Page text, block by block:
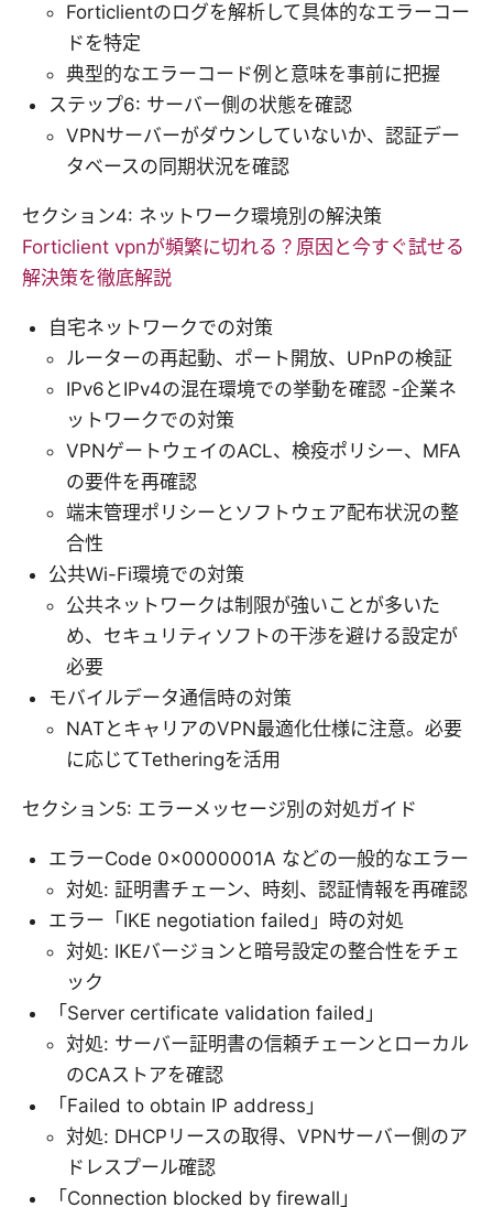
Forticlientのログを解析して具体的なエラーコー
ドを特定
典型的なエラーコード例と意味を事前に把握
ステップ6: サーバー側の状態を確認
VPNサーバーがダウンしていないか、認証デー
タベースの同期状況を確認
セクション4: ネットワーク環境別の解決策
Forticlient vpnが頻繁に切れる？原因と今すぐ試せる
解決策を徹底解説
自宅ネットワークでの対策
ルーターの再起動、ポート開放、UPnPの検証
IPv6とIPv4の混在環境での挙動を確認 -企業ネ
ットワークでの対策
VPNゲートウェイのACL、検疫ポリシー、MFA
の要件を再確認
端末管理ポリシーとソフトウェア配布状況の整
合性
公共Wi-Fi環境での対策
公共ネットワークは制限が強いことが多いた
め、セキュリティソフトの干渉を避ける設定が
必要
モバイルデータ通信時の対策
NATとキャリアのVPN最適化仕様に注意。必要
に応じてTetheringを活用
セクション5: エラーメッセージ別の対処ガイド
エラーCode 0x0000001A などの一般的なエラー
対処: 証明書チェーン、時刻、認証情報を再確認
エラー「IKE negotiation failed」時の対処
対処: IKEバージョンと暗号設定の整合性をチェ
ック
「Server certificate validation failed」
対処: サーバー証明書の信頼チェーンとローカル
のCAストアを確認
「Failed to obtain IP address」
対処: DHCPリースの取得、VPNサーバー側のア
ドレスプール確認
「Connection blocked by firewall」